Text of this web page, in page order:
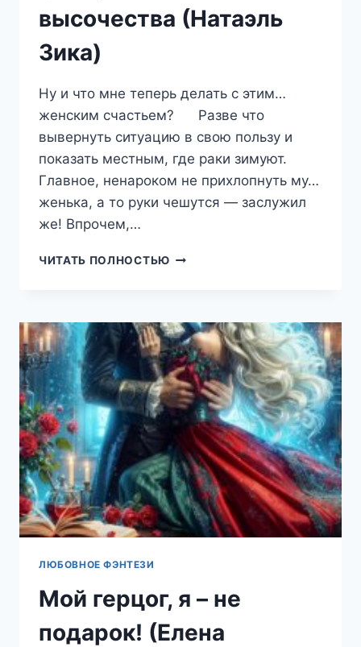
высочества (Натаэль
Зика)
Ну и что мне теперь делать с этим…
женским счастьем? Разве что
вывернуть ситуацию в свою пользу и
показать местным, где раки зимуют.
Главное, ненароком не прихлопнуть му…
женька, а то руки чешутся — заслужил
же! Впрочем,…
ЧИТАТЬ ПОЛНОСТЬЮ НЕВЫНОСИМАЯ
(НАТАЭЛЬ
ЗИКА)
ЛЮБОВНОЕ ФЭНТЕЗИ
Мой герцог, я – не
подарок! (Елена